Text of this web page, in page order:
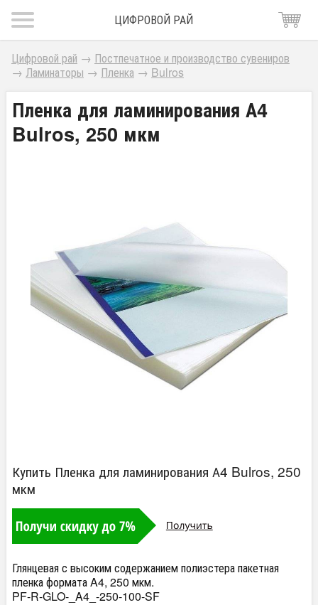
ЦИФРОВОЙ РАЙ
Цифровой рай → Постпечатное и производство сувениров
→ Ламинаторы → Пленка → Bulros
Пленка для ламинирования А4
Bulros, 250 мкм
Купить Пленка для ламинирования А4 Bulros, 250
мкм
Глянцевая с высоким содержанием полиэстера пакетная
пленка формата A4, 250 мкм.
PF-R-GLO-_A4_-250-100-SF